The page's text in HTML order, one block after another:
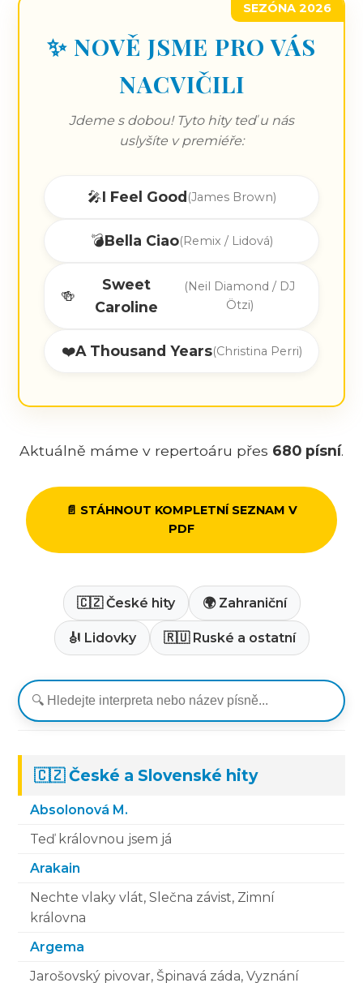
SEZÓNA 2026
✨ NOVĚ JSME PRO VÁS
NACVIČILI
Jdeme s dobou! Tyto hity teď u nás
uslyšíte v premiéře:
🎤I Feel Good (James Brown)
💣Bella Ciao(Remix / Lidová)
🍻
Sweet
Caroline
(Neil Diamond / DJ
Ötzi)
❤️A Thousand Years(Christina Perri)
Aktuálně máme v repertoáru přes 680 písní.
📄 STÁHNOUT KOMPLETNÍ SEZNAM V
PDF
🇨🇿 České hity 🌍 Zahraniční
🎻 Lidovky 🇷🇺 Ruské a ostatní
🇨🇿 České a Slovenské hity
Absolonová M.
Teď královnou jsem já
Arakain
Nechte vlaky vlát, Slečna závist, Zimní
královna
Argema
Jarošovský pivovar, Špinavá záda, Vyznání